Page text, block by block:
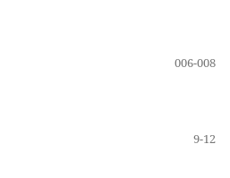
006-008
9-12